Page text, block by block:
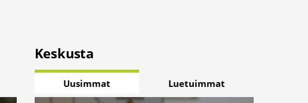
Keskusta
Uusimmat Luetuimmat